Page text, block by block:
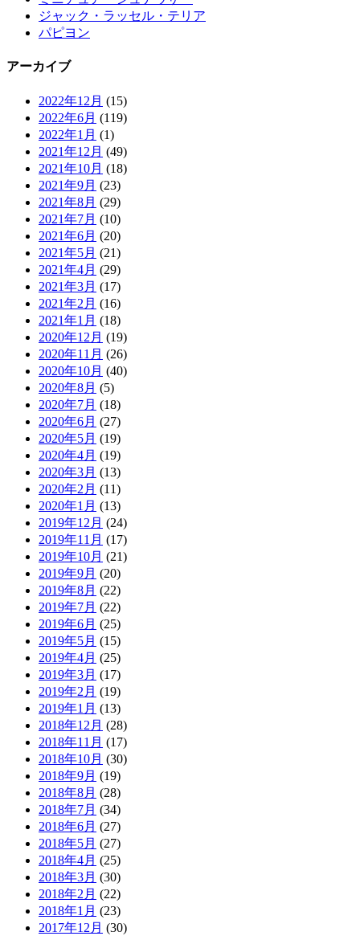
ジャック・ラッセル・テリア
パピヨン
アーカイブ
2022年12月 (15)
2022年6月 (119)
2022年1月 (1)
2021年12月 (49)
2021年10月 (18)
2021年9月 (23)
2021年8月 (29)
2021年7月 (10)
2021年6月 (20)
2021年5月 (21)
2021年4月 (29)
2021年3月 (17)
2021年2月 (16)
2021年1月 (18)
2020年12月 (19)
2020年11月 (26)
2020年10月 (40)
2020年8月 (5)
2020年7月 (18)
2020年6月 (27)
2020年5月 (19)
2020年4月 (19)
2020年3月 (13)
2020年2月 (11)
2020年1月 (13)
2019年12月 (24)
2019年11月 (17)
2019年10月 (21)
2019年9月 (20)
2019年8月 (22)
2019年7月 (22)
2019年6月 (25)
2019年5月 (15)
2019年4月 (25)
2019年3月 (17)
2019年2月 (19)
2019年1月 (13)
2018年12月 (28)
2018年11月 (17)
2018年10月 (30)
2018年9月 (19)
2018年8月 (28)
2018年7月 (34)
2018年6月 (27)
2018年5月 (27)
2018年4月 (25)
2018年3月 (30)
2018年2月 (22)
2018年1月 (23)
2017年12月 (30)